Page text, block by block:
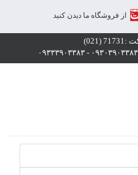
پلاست,دیوارپوش,سقف
پلاست,دیوارپوش,سقف
از فروشگاه ما دیدن کنید